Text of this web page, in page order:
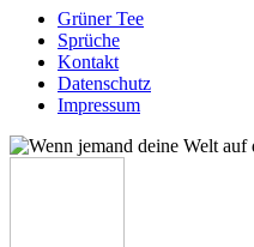
Grüner Tee
Sprüche
Kontakt
Datenschutz
Impressum